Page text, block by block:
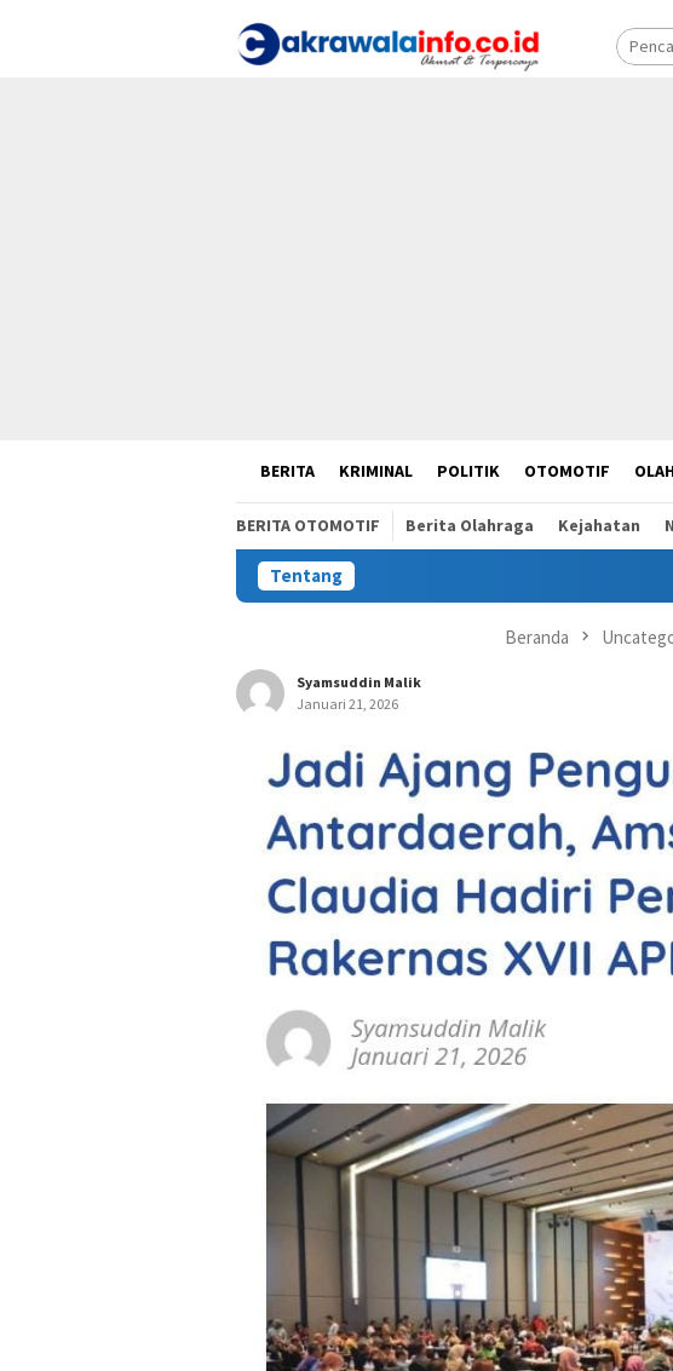
HOMEBERITA KRIMINAL POLITIK OTOMOTIF
BERITA OTOMOTIF Berita Olahraga Kejahatan
Tentang
Beranda
Syamsuddin Malik
Januari 21, 2026